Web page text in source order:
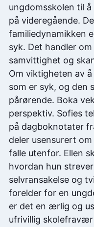
ungdomsskolen til
på videregående.
familiedynamikken
syk. Det handler
samvittighet og
Om viktigheten av
som er syk, og den
pårørende. Boka
perspektiv. Sofies
på dagboknotater
deler usensurert
falle utenfor. Ellen
hvordan hun
selvransakelse og
forelder for en
er det en ærlig og
ufrivillig